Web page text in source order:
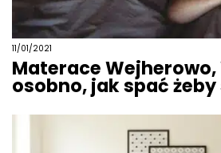
11/01/2021
Materace
osobno, jak spać